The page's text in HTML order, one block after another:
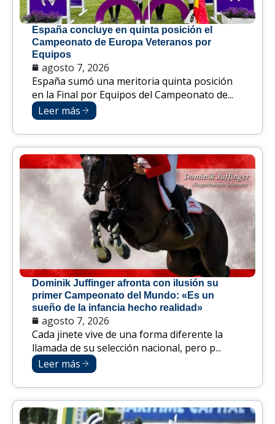
España concluye en quinta posición el
Campeonato de Europa Veteranos por
Equipos
agosto 7, 2026
España sumó una meritoria quinta posición
en la Final por Equipos del Campeonato de...
Leer más
Dominik Juffinger afronta con ilusión su
primer Campeonato del Mundo: «Es un
sueño de la infancia hecho realidad»
agosto 7, 2026
Cada jinete vive de una forma diferente la
llamada de su selección nacional, pero p...
Leer más